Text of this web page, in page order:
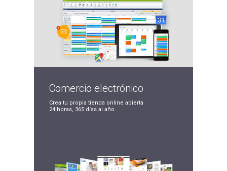
Comercioelectrónico
Crea tu propia tienda online abierta
24 horas, 365 días al año.